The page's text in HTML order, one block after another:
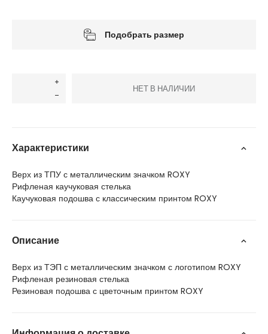
Подобрать размер
НЕТ В НАЛИЧИИ
Характеристики
Верх из ТПУ с металлическим значком ROXY
Рифленая каучуковая стелька
Каучуковая подошва с классическим принтом ROXY
Описание
Верх из ТЭП с металлическим значком с логотипом ROXY
Рифленая резиновая стелька
Резиновая подошва с цветочным принтом ROXY